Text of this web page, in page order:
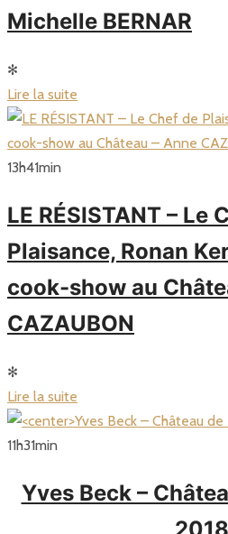
Michelle BERNAR
✻
Lire la suite
13h41min
LE RÉSISTANT – Le
Plaisance, Ronan
cook-show au
CAZAUBON
✻
Lire la suite
11h31min
Yves Beck –